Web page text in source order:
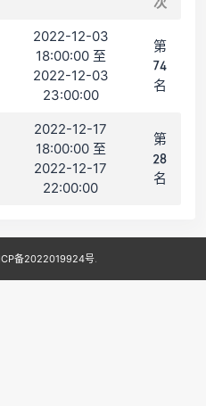
2022-12-03
18:00:00 至
2022-12-03
23:00:00
第
74
名
2022-12-17
18:00:00 至
2022-12-17
22:00:00
第
28
名
备2022019924号